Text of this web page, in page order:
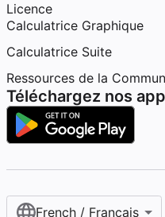
Licence
Calculatrice Graphique
Calculatrice Suite
Ressources de la
Téléchargez nos
French / Français‎